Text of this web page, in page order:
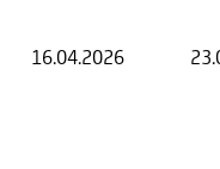
16.04.2026